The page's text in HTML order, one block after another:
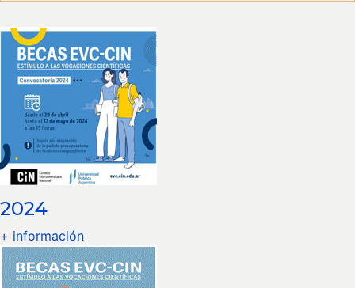
2024
+ información